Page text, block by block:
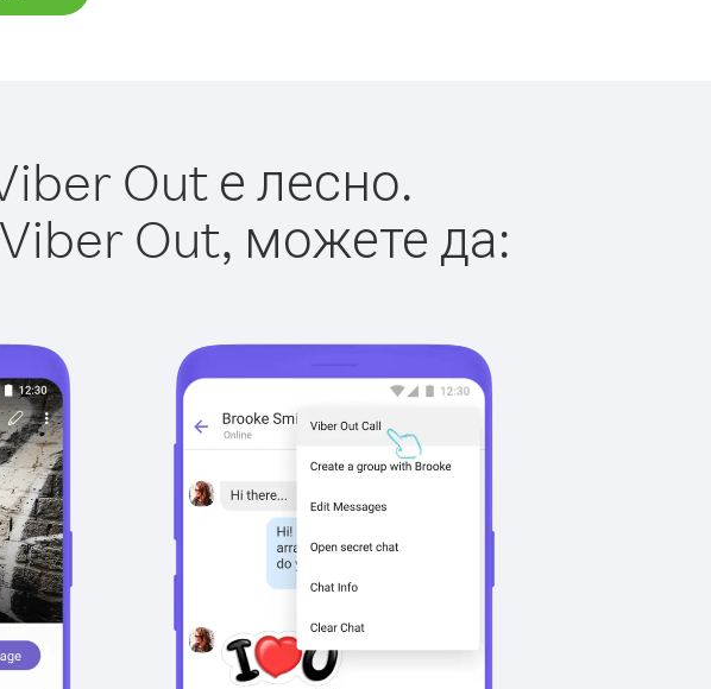
Out е лесно.
Out, можете да: